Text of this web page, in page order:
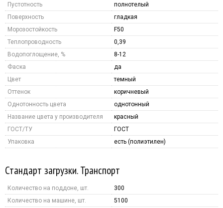
Пустотность
полнотелый
Поверхность
гладкая
Морозостойкость
F50
Теплопроводность
0,39
Водопоглощение, %
8-12
Фаска
да
Цвет
темный
Оттенок
коричневый
Однотонность цвета
однотонный
Название цвета у производителя
красный
ГОСТ/ТУ
ГОСТ
Упаковка
есть (полиэтилен)
Стандарт загрузки. Транспорт
Количество на поддоне, шт.
300
Количество на машине, шт.
5100